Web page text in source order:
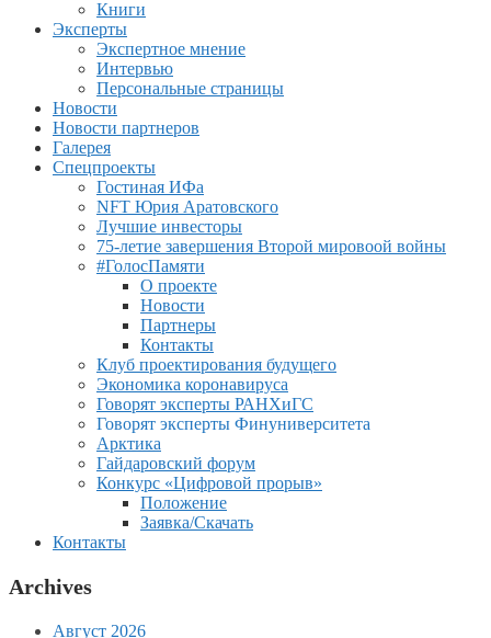
Книги
Эксперты
Экспертное мнение
Интервью
Персональные страницы
Новости
Новости партнеров
Галерея
Спецпроекты
Гостиная ИФа
NFT Юрия Аратовского
Лучшие инвесторы
75-летие завершения Второй мировоой войны
#ГолосПамяти
О проекте
Новости
Партнеры
Контакты
Клуб проектирования будущего
Экономика коронавируса
Говорят эксперты РАНХиГС
Говорят эксперты Финуниверситета
Арктика
Гайдаровский форум
Конкурс «Цифровой прорыв»
Положение
Заявка/Скачать
Контакты
Archives
Август 2026